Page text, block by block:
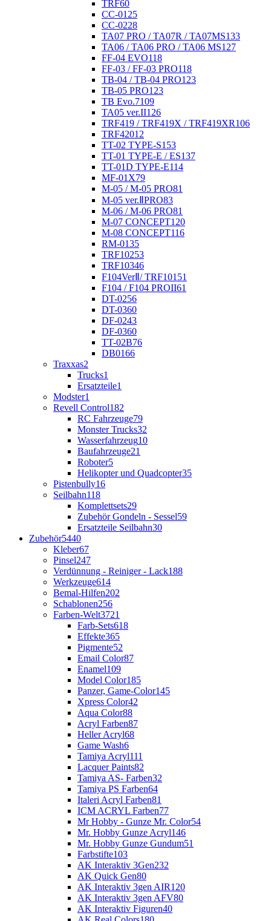
TRF60
CC-01 25
CC-0228
TA07 PRO / TA07R / TA07MS133
TA06 / TA06 PRO / TA06 MS127
FF-04 EVO118
FF-03 / FF-03 PRO118
TB-04 / TB-04 PRO123
TB-05 PRO123
TB Evo.7109
TA05 ver.II126
TRF419 / TRF419X / TRF419XR106
TRF42012
TT-02 TYPE-S153
TT-01 TYPE-E / ES137
TT-01D TYPE-E114
MF-01X79
M-05 / M-05 PRO81
M-05 ver.ⅡPRO83
M-06 / M-06 PRO81
M-07 CONCEPT120
M-08 CONCEPT116
RM-0135
TRF10253
TRF10346
F104VerⅡ/ TRF101 51
F104 / F104 PROII61
DT-0256
DT-0360
DF-0243
DF-0360
TT-02B76
DB0166
Traxxas2
Trucks1
Ersatzteile1
Modster1
Revell Control182
RC Fahrzeuge79
Monster Trucks32
Wasserfahrzeug10
Baufahrzeuge21
Roboter5
Helikopter und Quadcopter35
Pistenbully16
Seilbahn118
Komplettsets29
Zubehör Gondeln - Sessel59
Ersatzteile Seilbahn30
Zubehör5440
Kleber67
Pinsel247
Verdünnung - Reiniger - Lack188
Werkzeuge614
Bemal-Hilfen202
Schablonen256
Farben-Welt3721
Farb-Sets618
Effekte365
Pigmente52
Email Color87
Enamel109
Model Color185
Panzer, Game-Color145
Xpress Color42
Aqua Color88
Acryl Farben87
Heller Acryl68
Game Wash6
Tamiya Acryl111
Lacquer Paints82
Tamiya AS- Farben32
Tamiya PS Farben64
Italeri Acryl Farben81
ICM ACRYL Farben77
Mr Hobby - Gunze Mr. Color54
Mr. Hobby Gunze Acryl146
Mr. Hobby Gunze Gundum51
Farbstifte103
AK Interaktiv 3Gen232
AK Quick Gen80
AK Interaktiv 3gen AIR120
AK Interaktiv 3gen AFV80
AK Interaktiv Figuren40